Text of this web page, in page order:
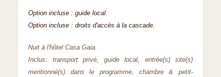
Option incluse : guide local.
Option incluse : droits d'accès à la cascade.
Nuit à l'hôtel Casa Gaia.
Inclus: transport privé, guide local, entrée(s) site(s)
mentionné(s) dans le programme, chambre & petit-